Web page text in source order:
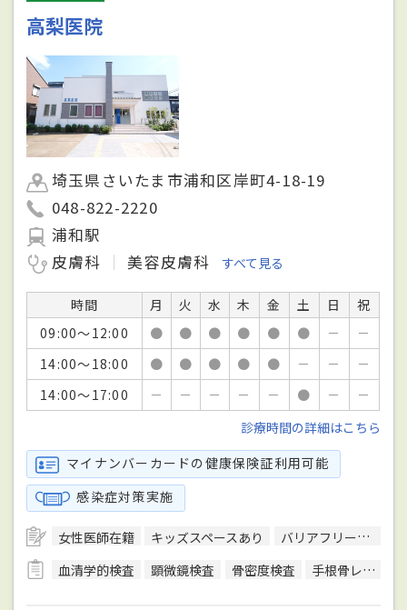
高梨医院
埼玉県さいたま市浦和区岸町4-18-19
048-822-2220
浦和駅
皮膚科
美容皮膚科 すべて見る
時間 月 火 水 木 金 土 日
祝
09:00～12:00
● ● ● ● ● ● －
－
14:00～18:00
● ● ● ● ● － －
－
14:00～17:00
－ － － － － ● －
－
診療時間の詳細はこちら
マイナンバーカードの健康保険証利用可能
感染症対策実施
女性医師在籍 キッズスペースあり バリアフリー対応
血清学的検査
顕微鏡検査 骨密度検査 手根骨レントゲン撮影